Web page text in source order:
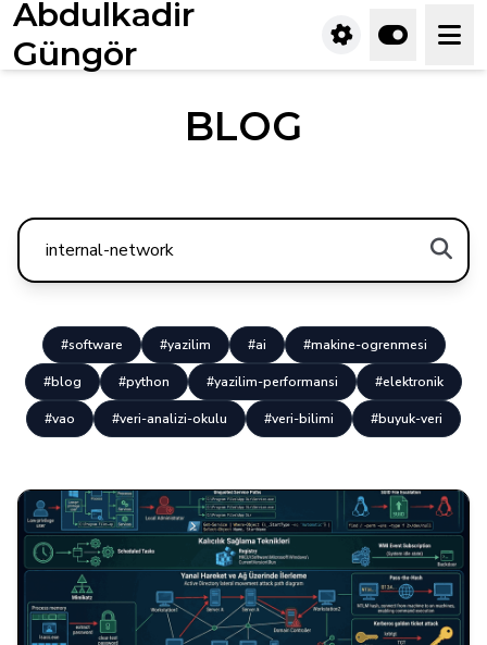
Abdulkadir
Güngör
BLOG
#software #yazilim #ai #makine-ogrenmesi
#blog #python #yazilim-performansi #elektronik
#vao #veri-analizi-okulu #veri-bilimi #buyuk-veri